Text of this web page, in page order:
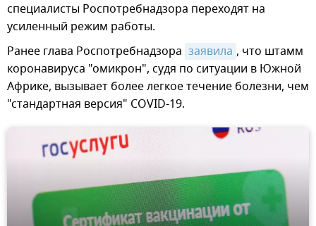
специалисты Роспотребнадзора переходят на
усиленный режим работы.
Ранее глава Роспотребнадзора заявила , что штамм
коронавируса "омикрон", судя по ситуации в Южной
Африке, вызывает более легкое течение болезни, чем
"стандартная версия" COVID-19.